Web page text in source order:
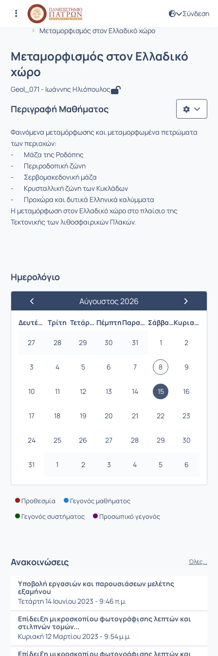
Σύνδεση
Αρχική Σελίδα
Μεταμορφισμός στον Ελλαδικό χώρο
Μάθημα : Μεταμορφισμός στον
Κωδικός : GEO302
Μεταμορφισμός στον Ελλαδικό
χώρο
Geol_071 - Ιωάννης Ηλιόπουλος
Περιγραφή Μαθήματος
Φαινόμενα μεταμόρφωσης και μεταμορφωμένα πετρώματα
των περιοχών:
- Μάζα της Ροδόπης
- Περιροδοπική ζώνη
- Σερβομακεδονική μάζα
- Κρυσταλλική ζώνη των Κυκλάδων
- Προχώρα και δυτικά Ελληνικά καλύμματα
Η μεταμόρφωση στον Ελλαδικό χώρο στο πλαίσιο της
Τεκτονικής των λιθοσφαιρικών Πλακών.
Ημερολόγιο
Προηγούμενος ΜήναςΑύγουστος 2026
Επόμενος
Δευτέρα Τρίτη Τετάρτη Πέμπτη Παρασκευή Σάββατο Κυριακή
27 28 29 30 31 1 2
3 4 5 6 7 8 9
10 11 12 13 14 15 16
17 18 19 20 21 22 23
24 25 26 27 28 29 30
31 1 2 3 4 5 6
Προθεσμία
Γεγονός μαθήματος
Γεγονός συστήματος
Προσωπικό γεγονός
Ανακοινώσεις Όλες...
Υποβολή εργασιών και παρουσιάσεων μελέτης
εξαμήνου
Τετάρτη 14 Ιουνίου 2023 - 9:46 π.μ.
Επίδειξη μικροσκοπίου φωτογράφισης λεπτών και
στιλπνών τομών...
Κυριακή 12 Μαρτίου 2023 - 9:54 μ.μ.
Επίδειξη μικροσκοπίου φωτογράφισης λεπτών και